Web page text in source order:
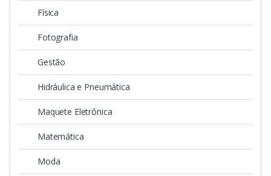
Física
Fotografia
Gestão
Hidráulica e Pneumática
Maquete Eletrônica
Matemática
Moda